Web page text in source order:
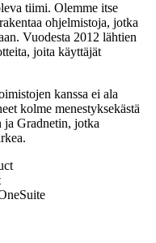
tiimi. Olemme itse
ohjelmistoja, jotka
Vuodesta 2012 lähtien
joita käyttäjät
kanssa ei ala
kolme menestyksekästä
ja Gradnetin, jotka